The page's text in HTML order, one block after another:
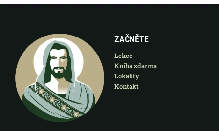
ZAČNĚTE
Lekce
Kniha zdarma
Lokality
Kontakt